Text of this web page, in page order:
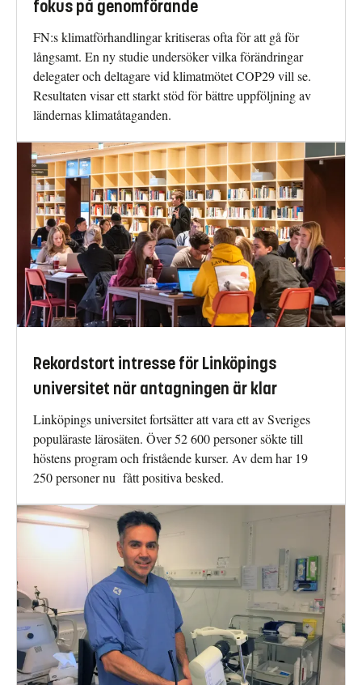
fokus på genomförande
FN:s klimatförhandlingar kritiseras ofta för att gå för
långsamt. En ny studie undersöker vilka förändringar
delegater och deltagare vid klimatmötet COP29 vill se.
Resultaten visar ett starkt stöd för bättre uppföljning av
ländernas klimatåtaganden.
Rekordstort intresse för Linköpings
universitet när antagningen är klar
Linköpings universitet fortsätter att vara ett av Sveriges
populäraste lärosäten. Över 52 600 personer sökte till
höstens program och fristående kurser. Av dem har 19
250 personer nu fått positiva besked.